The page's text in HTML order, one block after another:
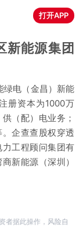
打开APP
新能源集团
绿电（金昌）新能
册资本为1000万
（配）电业务；
企查查股权穿透
工程顾问集团有
新能源（深圳）
者据此操作，风险自